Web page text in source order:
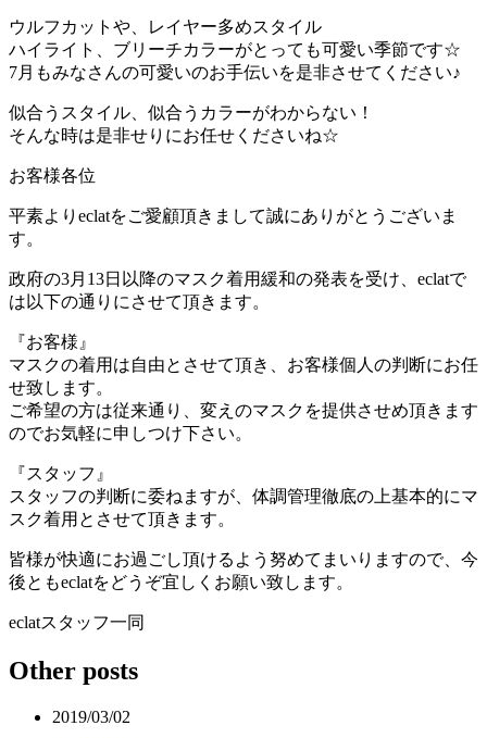
ウルフカットや、レイヤー多めスタイル
ハイライト、ブリーチカラーがとっても可愛い季節です☆
7月もみなさんの可愛いのお手伝いを是非させてください♪
似合うスタイル、似合うカラーがわからない！
そんな時は是非せりにお任せくださいね☆
お客様各位
平素よりeclatをご愛顧頂きまして誠にありがとうございま
す。
政府の3月13日以降のマスク着用緩和の発表を受け、eclatで
は以下の通りにさせて頂きます。
『お客様』
マスクの着用は自由とさせて頂き、お客様個人の判断にお任
せ致します。
ご希望の方は従来通り、変えのマスクを提供させめ頂きます
のでお気軽に申しつけ下さい。
『スタッフ』
スタッフの判断に委ねますが、体調管理徹底の上基本的にマ
スク着用とさせて頂きます。
皆様が快適にお過ごし頂けるよう努めてまいりますので、今
後ともeclatをどうぞ宜しくお願い致します。
eclatスタッフ一同
Other posts
2019/03/02